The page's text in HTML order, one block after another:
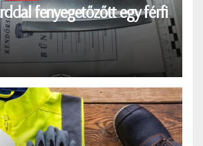
fenyegetőzőtt egy férfi